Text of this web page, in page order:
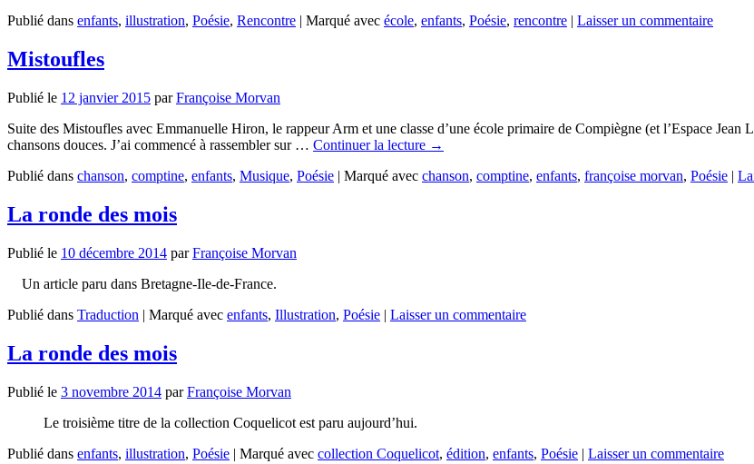
Publié dans enfants, illustration, Poésie, Rencontre | Marqué avec école, enfants, Poésie, rencontre | Laisser un commentaire
Mistoufles
Publié le 12 janvier 2015 par Françoise Morvan
Suite des Mistoufles avec Emmanuelle Hiron, le rappeur Arm et une classe d’une école primaire de Compiègne (et l’Espace Jean
chansons douces. J’ai commencé à rassembler sur … Continuer la lecture →
Publié dans chanson, comptine, enfants, Musique, Poésie | Marqué avec chanson, comptine, enfants, françoise morvan, Poésie |
La ronde des mois
Publié le 10 décembre 2014 par Françoise Morvan
Un article paru dans Bretagne-Ile-de-France.
Publié dans Traduction | Marqué avec enfants, Illustration, Poésie | Laisser un commentaire
La ronde des mois
Publié le 3 novembre 2014 par Françoise Morvan
Le troisième titre de la collection Coquelicot est paru aujourd’hui.
Publié dans enfants, illustration, Poésie | Marqué avec collection Coquelicot, édition, enfants, Poésie | Laisser un commentaire